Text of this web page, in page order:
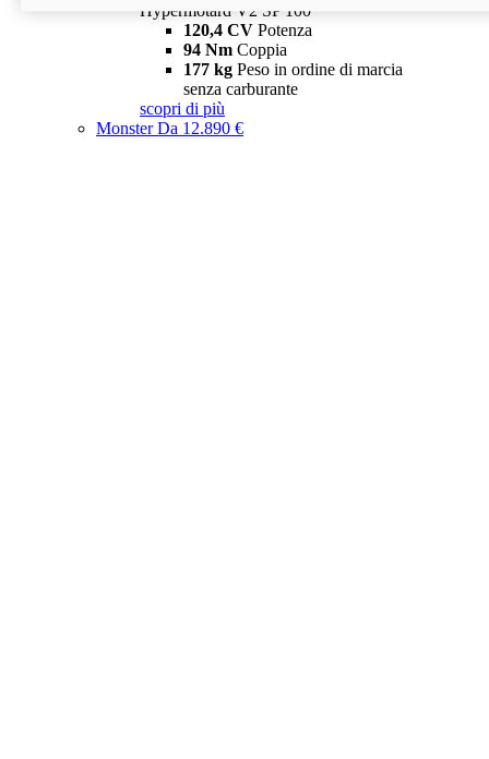
Hypermotard V2 SP 100
120,4 CV Potenza
94 Nm Coppia
177 kg Peso in ordine di marcia
senza carburante
scopri di più
MonsterDa 12.890 €